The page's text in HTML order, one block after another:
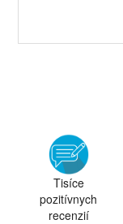
Tisíce
pozitívnych
recenzií